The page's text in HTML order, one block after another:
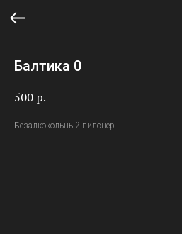
Балтика 0
500 р.
Безалкокольный пилснер